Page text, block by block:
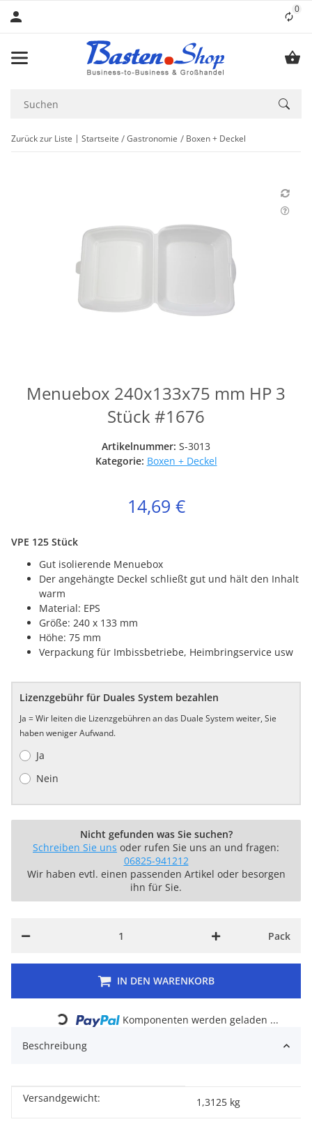
0
Zurück zur Liste Startseite Gastronomie Boxen + Deckel
Menuebox 240x133x75 mm HP 3
Stück #1676
Artikelnummer: S-3013
Kategorie: Boxen + Deckel
14,69 €
VPE 125 Stück
Gut isolierende Menuebox
Der angehängte Deckel schließt gut und hält den Inhalt
warm
Material: EPS
Größe: 240 x 133 mm
Höhe: 75 mm
Verpackung für Imbissbetriebe, Heimbringservice usw
Lizenzgebühr für Duales System bezahlen
Ja = Wir leiten die Lizenzgebühren an das Duale System weiter, Sie
haben weniger Aufwand.
Ja
Nein
Nicht gefunden was Sie suchen?
Schreiben Sie uns oder rufen Sie uns an und fragen:
06825-941212
Wir haben evtl. einen passenden Artikel oder besorgen
ihn für Sie.
Pack
IN DEN WARENKORB
Loading...
Komponenten werden geladen ...
Beschreibung
Produkteigenschaft
Wert
Versandgewicht: 1,3125 kg